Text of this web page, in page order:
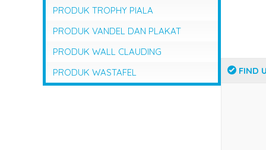
PRODUK TROPHY PIALA
PRODUK VANDEL DAN PLAKAT
PRODUK WALL CLAUDING
PRODUK WASTAFEL
FIND